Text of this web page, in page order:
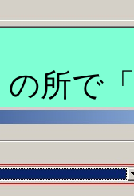
の所で